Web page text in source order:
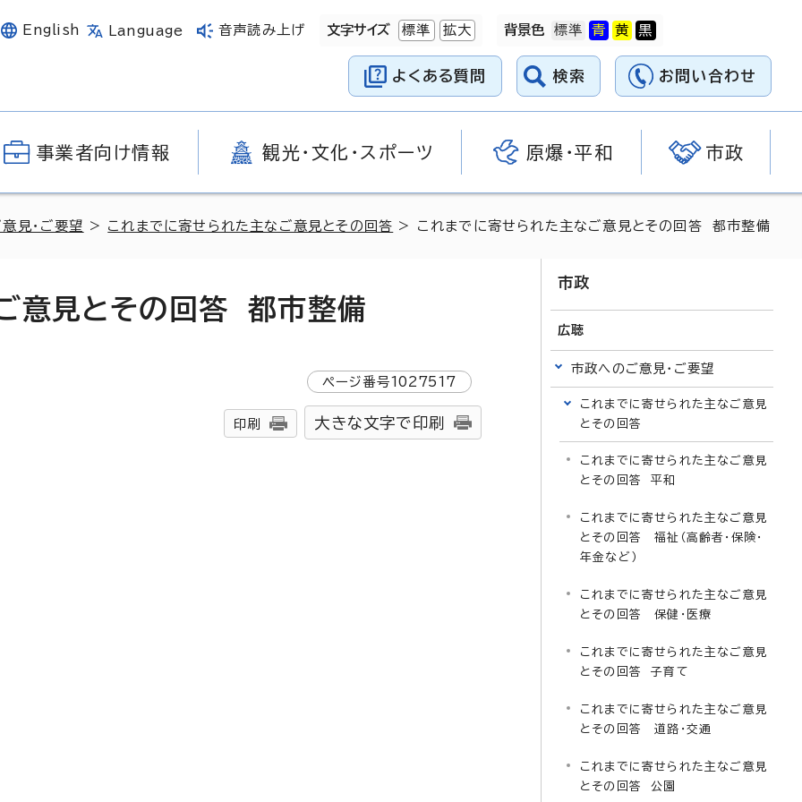
English Language 音声読み上げ 文字サイズ 標準 拡大 背景色
よくある質問 検索 お問い合わせ
事業者向け情報 観光・文化・スポーツ 原爆・平和 市政
見・ご要望 > これまでに寄せられた主なご意見とその回答 > これまでに寄せられた主なご意見とその回答 都市整備
意見とその回答 都市整備
ページ番号1027517
印刷 大きな文字で印刷
市政
広聴
市政へのご意見・ご要望
これまでに寄せられた主なご意見
とその回答
これまでに寄せられた主なご意見
とその回答 平和
これまでに寄せられた主なご意見
とその回答 福祉（高齢者・保険・
年金など）
これまでに寄せられた主なご意見
とその回答 保健・医療
これまでに寄せられた主なご意見
とその回答 子育て
これまでに寄せられた主なご意見
とその回答 道路・交通
これまでに寄せられた主なご意見
とその回答 公園